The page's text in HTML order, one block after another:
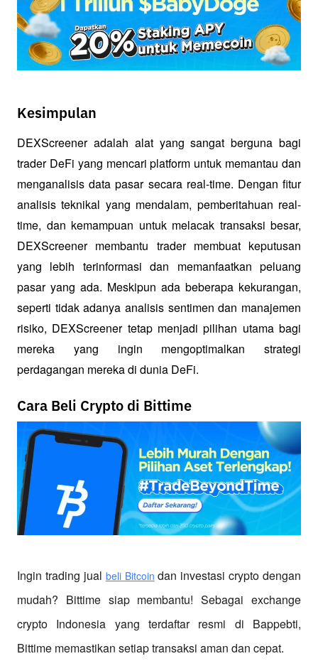
Kesimpulan
DEXScreener adalah alat yang sangat berguna bagi
trader DeFi yang mencari platform untuk memantau dan
menganalisis data pasar secara real-time. Dengan fitur
analisis teknikal yang mendalam, pemberitahuan real-
time, dan kemampuan untuk melacak transaksi besar,
DEXScreener membantu trader membuat keputusan
yang lebih terinformasi dan memanfaatkan peluang
pasar yang ada. Meskipun ada beberapa kekurangan,
seperti tidak adanya analisis sentimen dan manajemen
risiko, DEXScreener tetap menjadi pilihan utama bagi
mereka yang ingin mengoptimalkan strategi
perdagangan mereka di dunia DeFi.
Cara Beli Crypto di Bittime
Ingin trading jual beli Bitcoin dan investasi crypto dengan
mudah? Bittime siap membantu! Sebagai exchange
crypto Indonesia yang terdaftar resmi di Bappebti,
Bittime memastikan setiap transaksi aman dan cepat.